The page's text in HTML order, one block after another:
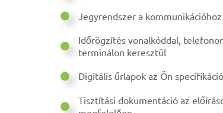
Jegyrendszer a kommunikációhoz
Időrögzítés vonalkóddal,
terminálon keresztül
Digitális űrlapok az Ön
Tisztítási dokumentáció az